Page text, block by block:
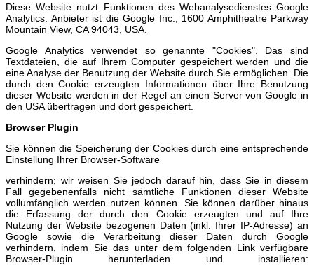
Diese Website nutzt Funktionen des Webanalysedienstes Google
Analytics. Anbieter ist die Google Inc., 1600 Amphitheatre Parkway
Mountain View, CA 94043, USA.
Google Analytics verwendet so genannte "Cookies". Das sind
Textdateien, die auf Ihrem Computer gespeichert werden und die
eine Analyse der Benutzung der Website durch Sie ermöglichen. Die
durch den Cookie erzeugten Informationen über Ihre Benutzung
dieser Website werden in der Regel an einen Server von Google in
den USA übertragen und dort gespeichert.
Browser Plugin
Sie können die Speicherung der Cookies durch eine entsprechende
Einstellung Ihrer Browser-Software
verhindern; wir weisen Sie jedoch darauf hin, dass Sie in diesem
Fall gegebenenfalls nicht sämtliche Funktionen dieser Website
vollumfänglich werden nutzen können. Sie können darüber hinaus
die Erfassung der durch den Cookie erzeugten und auf Ihre
Nutzung der Website bezogenen Daten (inkl. Ihrer IP-Adresse) an
Google sowie die Verarbeitung dieser Daten durch Google
verhindern, indem Sie das unter dem folgenden Link verfügbare
Browser-Plugin herunterladen und installieren: